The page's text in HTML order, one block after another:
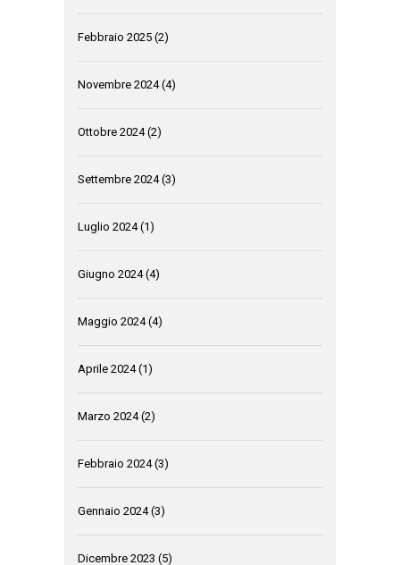
Febbraio 2025 (2)
Novembre 2024(4)
Ottobre 2024(2)
Settembre 2024(3)
Luglio 2024(1)
Giugno 2024(4)
Maggio 2024(4)
Aprile 2024(1)
Marzo 2024(2)
Febbraio 2024(3)
Gennaio 2024(3)
Dicembre 2023 (5)